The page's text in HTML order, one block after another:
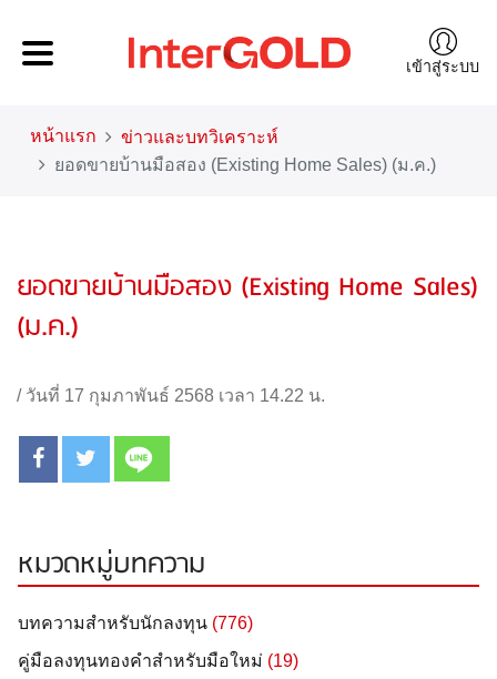
เข้าสู่ระบบ
หน้าแรก
ข่าวและบทวิเคราะห์
ยอดขายบ้านมือสอง (Existing Home Sales) (ม.ค.)
ยอดขายบ้านมือสอง (Existing Home Sales)
(ม.ค.)
/ วันที่ 17 กุมภาพันธ์ 2568 เวลา 14.22 น.
หมวดหมู่บทความ
บทความสำหรับนักลงทุน (776)
คู่มือลงทุนทองคำสำหรับมือใหม่ (19)